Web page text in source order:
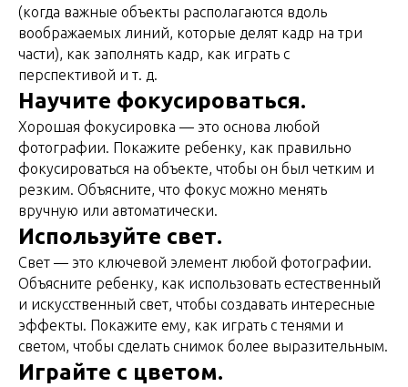
(когда важные объекты располагаются вдоль
воображаемых линий, которые делят кадр на три
части), как заполнять кадр, как играть с
перспективой и т. д.
Научите фокусироваться.
Хорошая фокусировка — это основа любой
фотографии. Покажите ребенку, как правильно
фокусироваться на объекте, чтобы он был четким и
резким. Объясните, что фокус можно менять
вручную или автоматически.
Используйте свет.
Свет — это ключевой элемент любой фотографии.
Объясните ребенку, как использовать естественный
и искусственный свет, чтобы создавать интересные
эффекты. Покажите ему, как играть с тенями и
светом, чтобы сделать снимок более выразительным.
Играйте с цветом.